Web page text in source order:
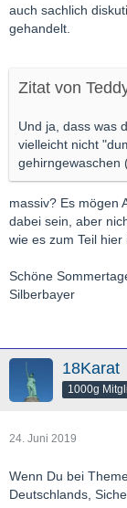
auch sachlich
gehandelt.
Zitat von
Und ja, dass was
vielleicht nicht
gehirngewaschen
massiv? Es mögen
dabei sein, aber
wie es zum Teil hier
Schöne
Silberbayer
18Karat
1000g
24. Juni 2019
Wenn Du bei
Deutschlands,